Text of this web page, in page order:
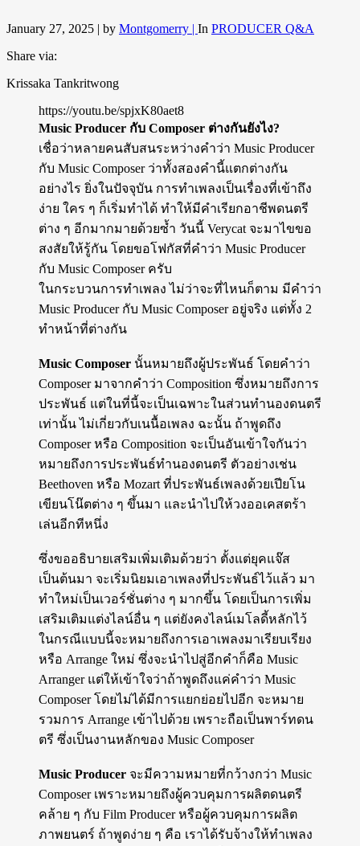
January 27, 2025 | by Montgomerry | In PRODUCER Q&A
Share via:
Krissaka Tankritwong
https://youtu.be/spjxK80aet8
Music Producer กับ Composer ต่างกันยังไง?
เชื่อว่าหลายคนสับสนระหว่างคำว่า Music Producer
กับ Music Composer ว่าทั้งสองคำนี้แตกต่างกัน
อย่างไร ยิ่งในปัจจุบัน การทำเพลงเป็นเรื่องที่เข้าถึง
ง่าย ใคร ๆ ก็เริ่มทำได้ ทำให้มีคำเรียกอาชีพดนตรี
ต่าง ๆ อีกมากมายด้วยซ้ำ วันนี้ Verycat จะมาไขขอ
สงสัยให้รู้กัน โดยขอโฟกัสที่คำว่า Music Producer
กับ Music Composer ครับ
ในกระบวนการทำเพลง ไม่ว่าจะที่ไหนก็ตาม มีคำว่า
Music Producer กับ Music Composer อยู่จริง แต่ทั้ง 2
ทำหน้าที่ต่างกัน
Music Composer นั้นหมายถึงผู้ประพันธ์ โดยคำว่า
Composer มาจากคำว่า Composition ซึ่งหมายถึงการ
ประพันธ์ แต่ในที่นี้จะเป็นเฉพาะในส่วนทำนองดนตรี
เท่านั้น ไม่เกี่ยวกับเนนื้อเพลง ฉะนั้น ถ้าพูดถึง
Composer หรือ Composition จะเป็นอันเข้าใจกันว่า
หมายถึงการประพันธ์ทำนองดนตรี ตัวอย่างเช่น
Beethoven หรือ Mozart ที่ประพันธ์เพลงด้วยเปียโน
เขียนโน๊ตต่าง ๆ ขึ้นมา และนำไปให้วงออเคสตร้า
เล่นอีกทีหนึ่ง
ซึ่งขออธิบายเสริมเพิ่มเติมด้วยว่า ตั้งแต่ยุคแจ๊ส
เป็นต้นมา จะเริ่มนิยมเอาเพลงที่ประพันธ์ไว้แล้ว มา
ทำใหม่เป็นเวอร์ชั่นต่าง ๆ มากขึ้น โดยเป็นการเพิ่ม
เสริมเติมแต่งไลน์อื่น ๆ แต่ยังคงไลน์เมโลดี้หลักไว้
ในกรณีแบบนี้จะหมายถึงการเอาเพลงมาเรียบเรียง
หรือ Arrange ใหม่ ซึ่งจะนำไปสู่อีกคำก็คือ Music
Arranger แต่ให้เข้าใจว่าถ้าพูดถึงแค่คำว่า Music
Composer โดยไม่ได้มีการแยกย่อยไปอีก จะหมาย
รวมการ Arrange เข้าไปด้วย เพราะถือเป็นพาร์ทดน
ตรี ซึ่งเป็นงานหลักของ Music Composer
Music Producer จะมีความหมายที่กว้างกว่า Music
Composer เพราะหมายถึงผู้ควบคุมการผลิตดนตรี
คล้าย ๆ กับ Film Producer หรือผู้ควบคุมการผลิต
ภาพยนตร์ ถ้าพูดง่าย ๆ คือ เราได้รับจ้างให้ทำเพลง